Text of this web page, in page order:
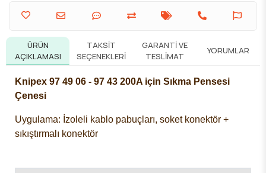
ÜRÜN
AÇIKLAMASI
TAKSIT
SEÇENEKLERI
GARANTI VE
TESLIMAT
YORUMLAR
Knipex 97 49 06 - 97 43 200A için Sıkma Pensesi
Çenesi
Uygulama: İzoleli kablo pabuçları, soket konektör +
sıkıştırmalı konektör